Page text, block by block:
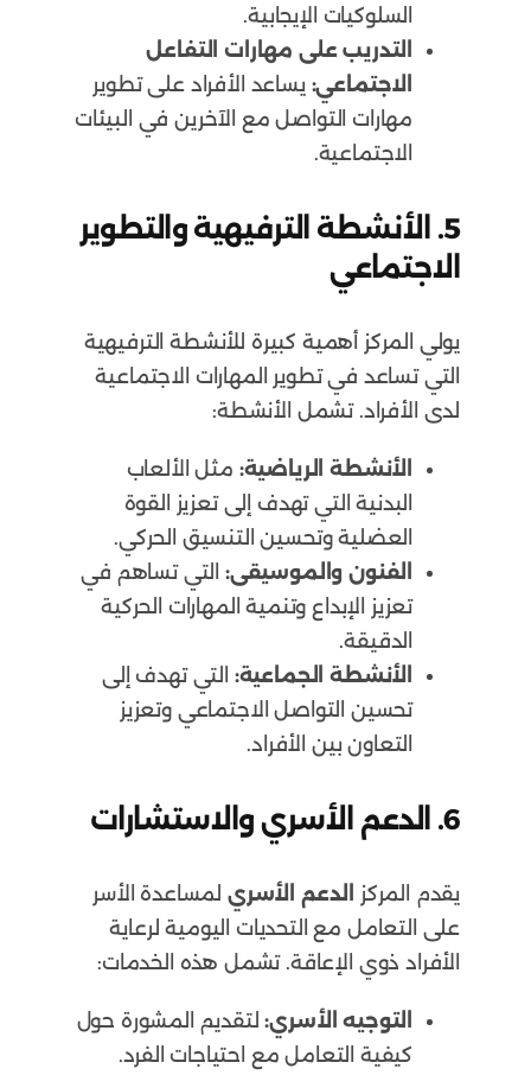
السلوكيات الإيجابية.
التدريب على مهارات التفاعل
الاجتماعي: يساعد الأفراد على تطوير
مهارات التواصل مع الآخرين في البيئات
الاجتماعية.
5.
الأنشطة الترفيهية والتطوير
الاجتماعي
يولي المركز أهمية كبيرة للأنشطة الترفيهية
التي تساعد في تطوير المهارات الاجتماعية
لدى الأفراد. تشمل الأنشطة:
الأنشطة الرياضية: مثل الألعاب
البدنية التي تهدف إلى تعزيز القوة
العضلية وتحسين التنسيق الحركي.
الفنون والموسيقى: التي تساهم في
تعزيز الإبداع وتنمية المهارات الحركية
الدقيقة.
الأنشطة الجماعية: التي تهدف إلى
تحسين التواصل الاجتماعي وتعزيز
التعاون بين الأفراد.
6. الدعم الأسري والاستشارات
يقدم المركز الدعم الأسري لمساعدة الأسر
على التعامل مع التحديات اليومية لرعاية
الأفراد ذوي الإعاقة. تشمل هذه الخدمات:
التوجيه الأسري:لتقديم المشورة حول
كيفية التعامل مع احتياجات الفرد.